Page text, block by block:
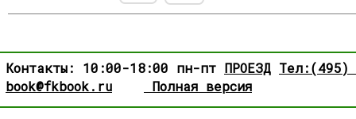
Контакты: 10:00-18:00 пн-пт ПРОЕЗД Тел:(495)
book@fkbook.ru
Полная версия